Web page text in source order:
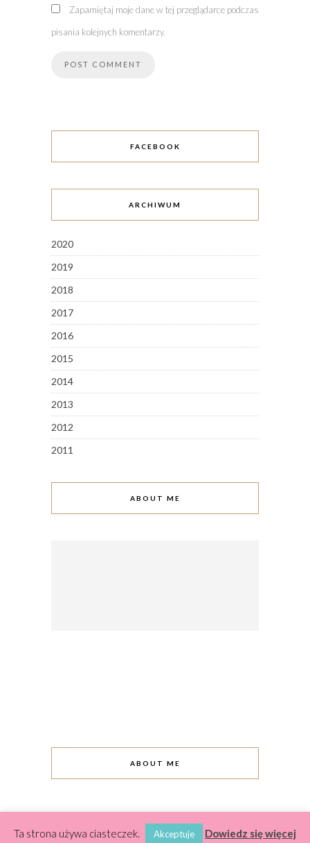
Zapamiętaj moje dane w tej przeglądarce podczas
pisania kolejnych komentarzy.
FACEBOOK
ARCHIWUM
2020
2019
2018
2017
2016
2015
2014
2013
2012
2011
ABOUT ME
ABOUT ME
Ta strona używa ciasteczek. Akceptuje Dowiedz się więcej